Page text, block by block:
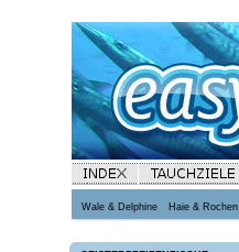
Wale & Delphine Haie & Rochen